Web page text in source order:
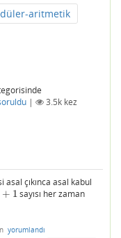
aritmetik
| 3.5k kez
çıkınca asal kabul
+ 1
+1
sayısı her zaman
yorumlandı